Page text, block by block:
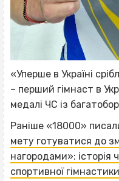
«Уперше в Україні
– перший гімнаст в
медалі ЧС із
Раніше «18000»
мету готуватися до
нагородами»: історія
спортивної гімнастики